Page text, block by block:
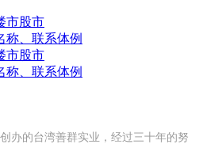
市股市
称、联系体例
市股市
称、联系体例
办的台湾善群实业，经过三十年的努